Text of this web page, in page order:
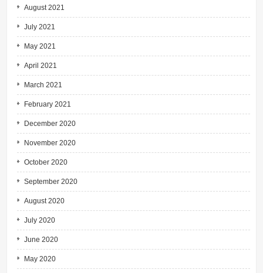
August 2021
July 2021
May 2021
April 2021
March 2021
February 2021
December 2020
November 2020
October 2020
September 2020
August 2020
July 2020
June 2020
May 2020